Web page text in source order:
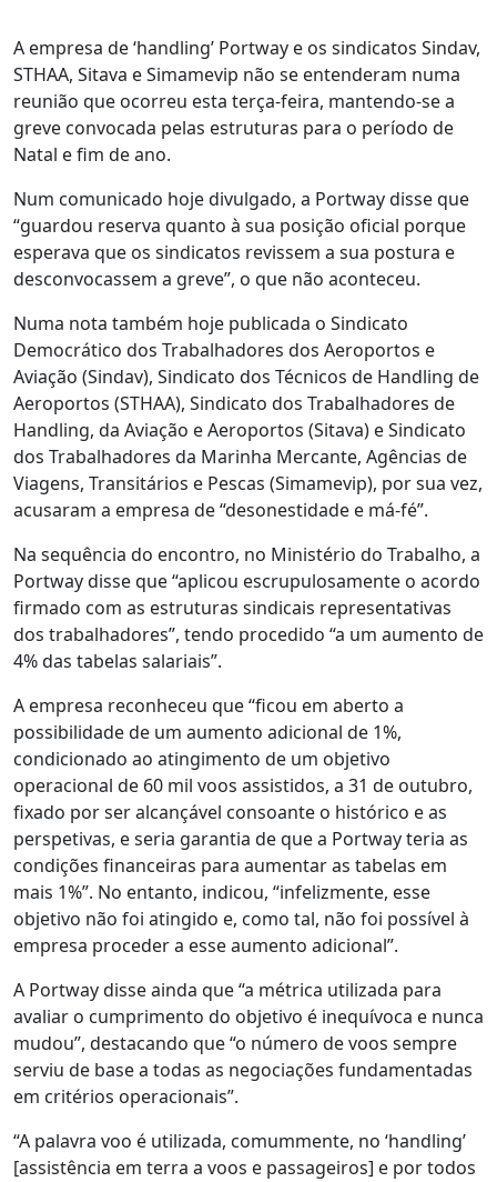
A empresa de ‘handling’ Portway e os sindicatos Sindav,
STHAA, Sitava e Simamevip não se entenderam numa
reunião que ocorreu esta terça-feira, mantendo-se a
greve convocada pelas estruturas para o período de
Natal e fim de ano.
Num comunicado hoje divulgado, a Portway disse que
“guardou reserva quanto à sua posição oficial porque
esperava que os sindicatos revissem a sua postura e
desconvocassem a greve”, o que não aconteceu.
Numa nota também hoje publicada o Sindicato
Democrático dos Trabalhadores dos Aeroportos e
Aviação (Sindav), Sindicato dos Técnicos de Handling de
Aeroportos (STHAA), Sindicato dos Trabalhadores de
Handling, da Aviação e Aeroportos (Sitava) e Sindicato
dos Trabalhadores da Marinha Mercante, Agências de
Viagens, Transitários e Pescas (Simamevip), por sua vez,
acusaram a empresa de “desonestidade e má-fé”.
Na sequência do encontro, no Ministério do Trabalho, a
Portway disse que “aplicou escrupulosamente o acordo
firmado com as estruturas sindicais representativas
dos trabalhadores”, tendo procedido “a um aumento de
4% das tabelas salariais”.
A empresa reconheceu que “ficou em aberto a
possibilidade de um aumento adicional de 1%,
condicionado ao atingimento de um objetivo
operacional de 60 mil voos assistidos, a 31 de outubro,
fixado por ser alcançável consoante o histórico e as
perspetivas, e seria garantia de que a Portway teria as
condições financeiras para aumentar as tabelas em
mais 1%”. No entanto, indicou, “infelizmente, esse
objetivo não foi atingido e, como tal, não foi possível à
empresa proceder a esse aumento adicional”.
A Portway disse ainda que “a métrica utilizada para
avaliar o cumprimento do objetivo é inequívoca e nunca
mudou”, destacando que “o número de voos sempre
serviu de base a todas as negociações fundamentadas
em critérios operacionais”.
“A palavra voo é utilizada, comummente, no ‘handling’
[assistência em terra a voos e passageiros] e por todos